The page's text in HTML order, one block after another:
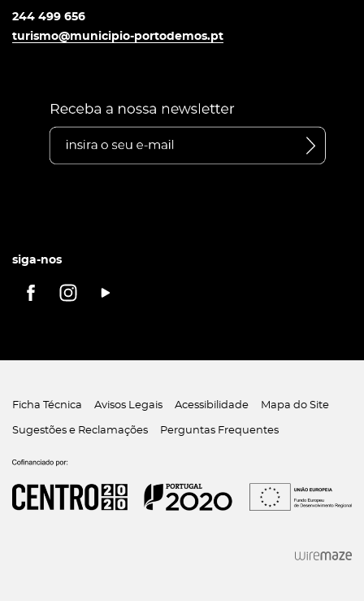
244 499 656
turismo@municipio-portodemos.pt
siga-nos
Ficha Técnica Avisos Legais Acessibilidade Mapa do Site
Sugestões e Reclamações Perguntas Frequentes